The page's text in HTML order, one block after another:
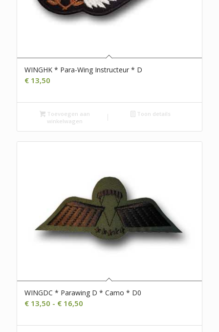
WINGHK * Para-Wing Instructeur * D
€13,50
Toevoegen aan
winkelwagen
Toon details
WINGDC * Parawing D * Camo * D0
€13,50 - €16,50Prijsklasse:
tot